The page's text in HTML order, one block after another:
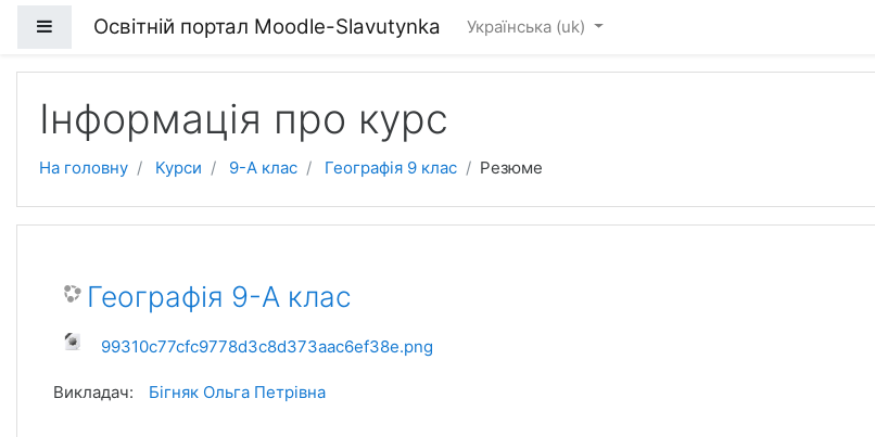
Бокова панель
Освітній портал Moodle-Slavutynka Українська ‎(uk)‎
Інформація про курс
На головну Курси 9-А клас Географія 9 клас Резюме
Географія 9-А клас
99310c77cfc9778d3c8d373aac6ef38e.png
Викладач: Бігняк Ольга Петрівна